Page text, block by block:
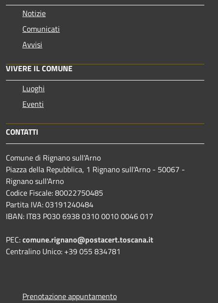
Notizie
Comunicati
Avvisi
VIVERE IL COMUNE
Luoghi
Eventi
CONTATTI
Comune di Rignano sull'Arno
Piazza della Repubblica, 1 Rignano sull'Arno - 50067 -
Rignano sull'Arno
Codice Fiscale: 80022750485
Partita IVA: 03191240484
IBAN: IT83 P030 6938 0310 0010 0046 017
PEC:comune.rignano@postacert.toscana.it
Centralino Unico: +39 055 834781
Prenotazione appuntamento